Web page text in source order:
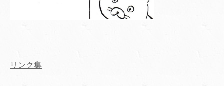
リンク集